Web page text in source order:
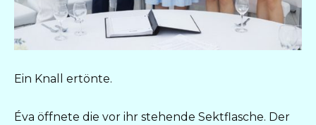
Ein Knall ertönte.
Éva öffnete die vor ihr stehende Sektflasche. Der